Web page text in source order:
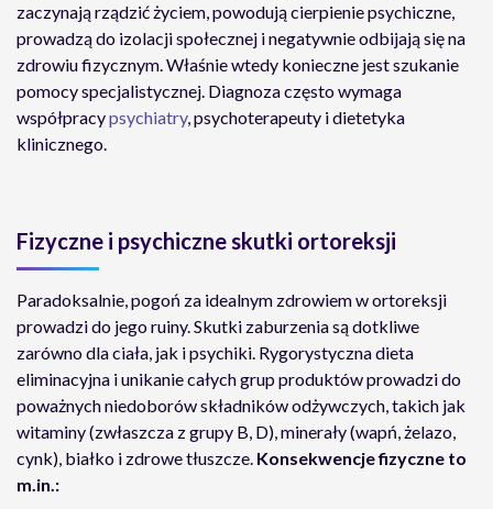
zaczynają rządzić życiem, powodują cierpienie psychiczne,
prowadzą do izolacji społecznej i negatywnie odbijają się na
zdrowiu fizycznym. Właśnie wtedy konieczne jest szukanie
pomocy specjalistycznej. Diagnoza często wymaga
współpracypsychiatry, psychoterapeuty i dietetyka
klinicznego.
Fizyczne i psychiczne skutki ortoreksji
Paradoksalnie, pogoń za idealnym zdrowiem w ortoreksji
prowadzi do jego ruiny. Skutki zaburzenia są dotkliwe
zarówno dla ciała, jak i psychiki. Rygorystyczna dieta
eliminacyjna i unikanie całych grup produktów prowadzi do
poważnych niedoborów składników odżywczych, takich jak
witaminy (zwłaszcza z grupy B, D), minerały (wapń, żelazo,
cynk), białko i zdrowe tłuszcze. Konsekwencje fizyczne to
m.in.: